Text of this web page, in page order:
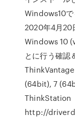
Windows10で
2020年4月20
Windows 10
とに行う確認
(64bit), 7
ThinkStation ​
http://